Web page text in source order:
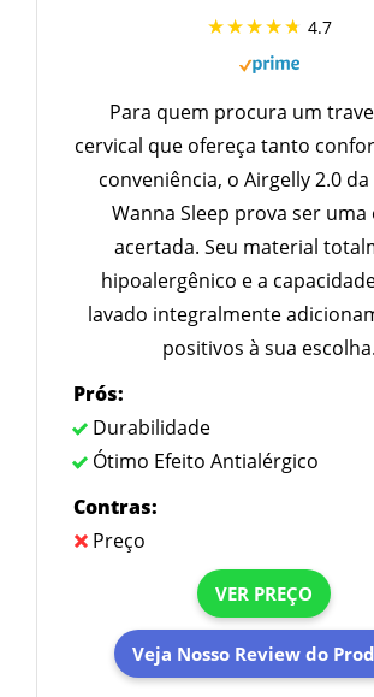
4.7
Para quem procura um
cervical que ofereça tanto
conveniência, o Airgelly 2.0
Wanna Sleep prova ser uma
acertada. Seu material
hipoalergênico e a
lavado integralmente
positivos à sua escolha.
Prós:
Durabilidade
Ótimo Efeito Antialérgico
Contras:
Preço
VER PREÇO
Veja Nosso Review do